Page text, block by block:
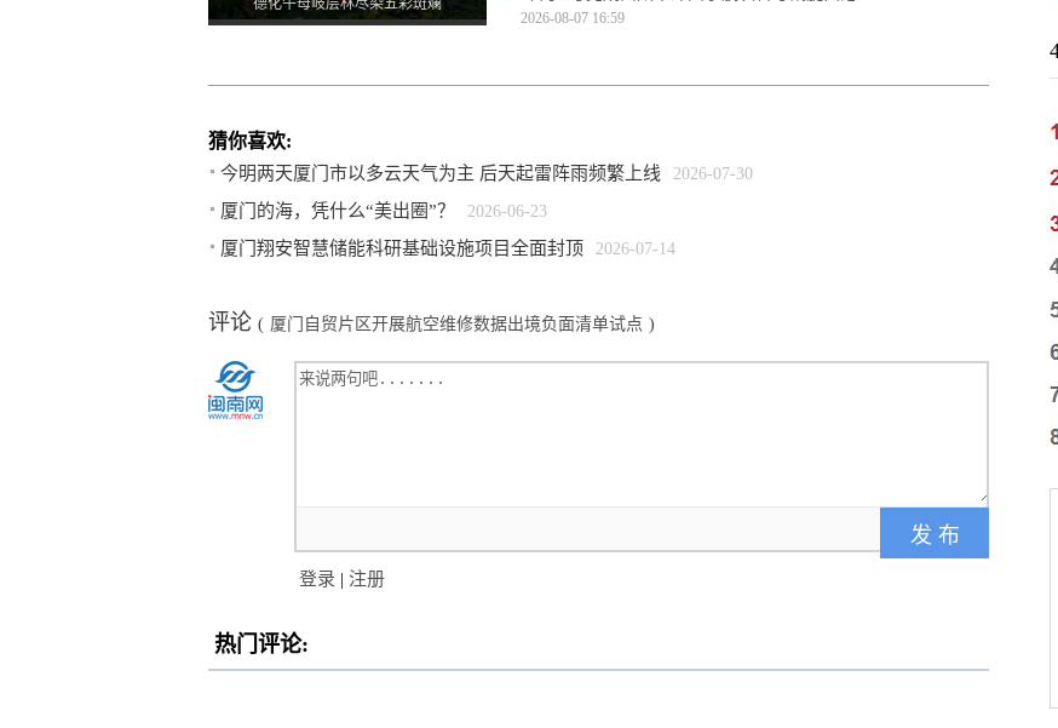
德化牛母岐层林尽染五彩斑斓
2026-08-07 16:59
猜你喜欢:
今明两天厦门市以多云天气为主 后天起雷阵雨频繁上线 2026-07-30
厦门的海，凭什么“美出圈”？ 2026-06-23
厦门翔安智慧储能科研基础设施项目全面封顶 2026-07-14
评论 ( 厦门自贸片区开展航空维修数据出境负面清单试点 )
登录 | 注册
热门评论: